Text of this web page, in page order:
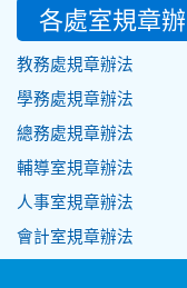
各處室規章
教務處規章辦法
學務處規章辦法
總務處規章辦法
輔導室規章辦法
人事室規章辦法
會計室規章辦法